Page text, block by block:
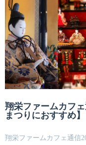
翔栄ファームカフ
まつりにおすすめ】
翔栄ファームカフェ通信